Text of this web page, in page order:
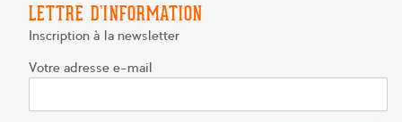
LETTRE D’INFORMATION
Inscription à la newsletter
Votre adresse e-mail